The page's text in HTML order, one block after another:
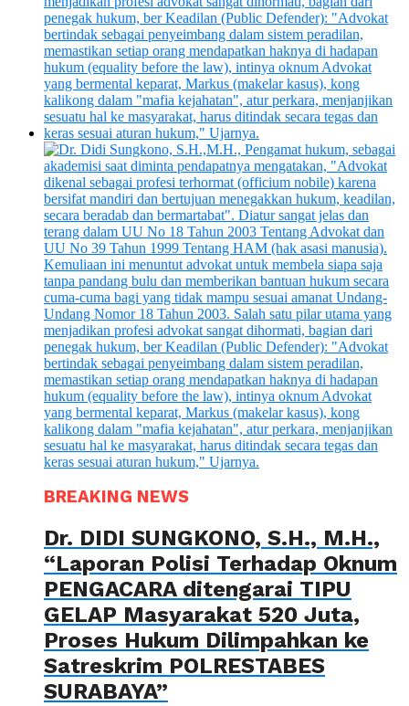
BREAKING NEWS
Dr. DIDI SUNGKONO, S.H., M.H.,
“Laporan Polisi Terhadap Oknum
PENGACARA ditengarai TIPU
GELAP Masyarakat 520 Juta,
Proses Hukum Dilimpahkan ke
Satreskrim POLRESTABES
SURABAYA”